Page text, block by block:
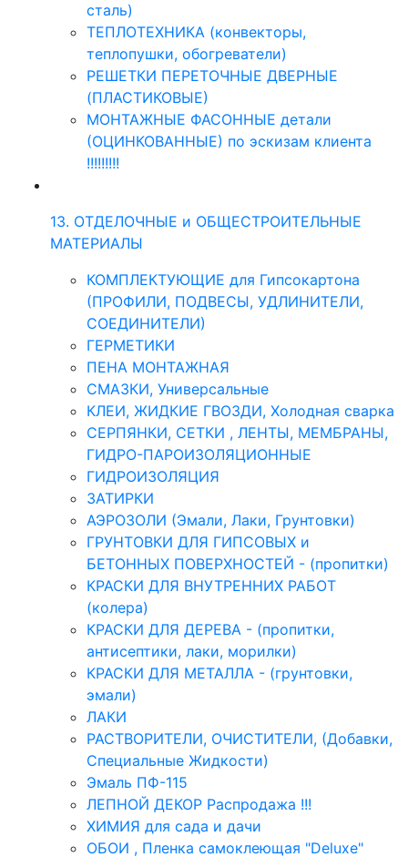
сталь)
ТЕПЛОТЕХНИКА (конвекторы,
теплопушки, обогреватели)
РЕШЕТКИ ПЕРЕТОЧНЫЕ ДВЕРНЫЕ
(ПЛАСТИКОВЫЕ)
МОНТАЖНЫЕ ФАСОННЫЕ детали
(ОЦИНКОВАННЫЕ) по эскизам клиента
!!!!!!!!!
13. ОТДЕЛОЧНЫЕ и ОБЩЕСТРОИТЕЛЬНЫЕ
МАТЕРИАЛЫ
КОМПЛЕКТУЮЩИЕ для Гипсокартона
(ПРОФИЛИ, ПОДВЕСЫ, УДЛИНИТЕЛИ,
СОЕДИНИТЕЛИ)
ГЕРМЕТИКИ
ПЕНА МОНТАЖНАЯ
СМАЗКИ, Универсальные
КЛЕИ, ЖИДКИЕ ГВОЗДИ, Холодная сварка
СЕРПЯНКИ, СЕТКИ , ЛЕНТЫ, МЕМБРАНЫ,
ГИДРО-ПАРОИЗОЛЯЦИОННЫЕ
ГИДРОИЗОЛЯЦИЯ
ЗАТИРКИ
АЭРОЗОЛИ (Эмали, Лаки, Грунтовки)
ГРУНТОВКИ ДЛЯ ГИПСОВЫХ и
БЕТОННЫХ ПОВЕРХНОСТЕЙ - (пропитки)
КРАСКИ ДЛЯ ВНУТРЕННИХ РАБОТ
(колера)
КРАСКИ ДЛЯ ДЕРЕВА - (пропитки,
антисептики, лаки, морилки)
КРАСКИ ДЛЯ МЕТАЛЛА - (грунтовки,
эмали)
ЛАКИ
РАСТВОРИТЕЛИ, ОЧИСТИТЕЛИ, (Добавки,
Специальные Жидкости)
Эмаль ПФ-115
ЛЕПНОЙ ДЕКОР Распродажа !!!
ХИМИЯ для сада и дачи
ОБОИ , Пленка самоклеющая "Deluxe"